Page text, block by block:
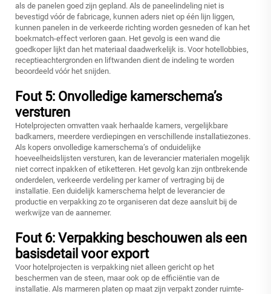
als de panelen goed zijn gepland. Als de paneelindeling niet is
bevestigd vóór de fabricage, kunnen aders niet op één lijn liggen,
kunnen panelen in de verkeerde richting worden gesneden of kan het
boekmatch-effect verloren gaan. Het gevolg is een wand die
goedkoper lijkt dan het materiaal daadwerkelijk is. Voor hotellobbies,
receptieachtergronden en liftwanden dient de indeling te worden
beoordeeld vóór het snijden.
Fout 5: Onvolledige kamerschema’s
versturen
Hotelprojecten omvatten vaak herhaalde kamers, vergelijkbare
badkamers, meerdere verdiepingen en verschillende installatiezones.
Als kopers onvolledige kamerschema’s of onduidelijke
hoeveelheidslijsten versturen, kan de leverancier materialen mogelijk
niet correct inpakken of etiketteren. Het gevolg kan zijn ontbrekende
onderdelen, verkeerde verdeling per kamer of vertraging bij de
installatie. Een duidelijk kamerschema helpt de leverancier de
productie en verpakking zo te organiseren dat deze aansluit bij de
werkwijze van de aannemer.
Fout 6: Verpakking beschouwen als een
basisdetail voor export
Voor hotelprojecten is verpakking niet alleen gericht op het
beschermen van de steen, maar ook op de efficiëntie van de
installatie. Als marmeren platen op maat zijn verpakt zonder ruimte-